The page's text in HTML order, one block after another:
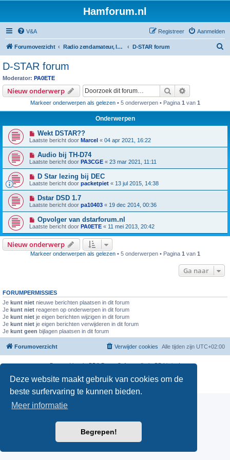
Deze website maakt gebruik van cookies om de
beste surfervaring te kunnen bieden.
Meer informatie
Begrepen!
Hamforum.nl
V&A Aanmelden
Registreer
Forumoverzicht Radio zendamateur, luisteramateur en elektronica zelfbouw D-STAR forum
D-STAR forum
Moderator: PA0ETE
Nieuw onderwerp Zoek
Markeer onderwerpen als gelezen• 5 onderwerpen • Pagina 1 van 1
Onderwerpen
Wekt DSTAR??
Laatste bericht door Marcel « 04 apr 2021, 16:22
Audio bij TH-D74
Laatste bericht door PA3CGE « 23 mar 2021, 11:11
D Star lezing bij DEC
Laatste bericht door packetpiet « 13 jul 2015, 14:38
Dstar DSD 1.7
Laatste bericht door pa10403 « 19 dec 2014, 00:36
Opvolger van dstarforum.nl
Laatste bericht door PA0ETE « 11 mei 2013, 20:42
Nieuw onderwerp
Markeer onderwerpen als gelezen• 5 onderwerpen • Pagina 1 van 1
Ga naar
FORUMPERMISSIES
Je kunt niet nieuwe berichten plaatsen in dit forum
Je kunt niet reageren op onderwerpen in dit forum
Je kunt niet je eigen berichten wijzigen in dit forum
Je kunt niet je eigen berichten verwijderen in dit forum
Je kunt geen bijlagen plaatsen in dit forum
Forumoverzicht Alle tijden zijn UTC+02:00
Verwijder cookies
Powered byphpBB® Forum Software © phpBB Limited
Privacy|Gebruikersvoorwaarden